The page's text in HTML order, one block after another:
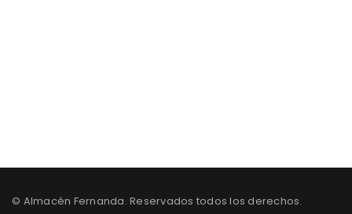
info@almacenfernanda.com
© Almacén Fernanda. Reservados todos los derechos.